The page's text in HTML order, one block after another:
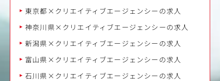
東京都×クリエイティブエージェンシーの求人
神奈川県×クリエイティブエージェンシーの求人
新潟県×クリエイティブエージェンシーの求人
富山県×クリエイティブエージェンシーの求人
石川県×クリエイティブエージェンシーの求人